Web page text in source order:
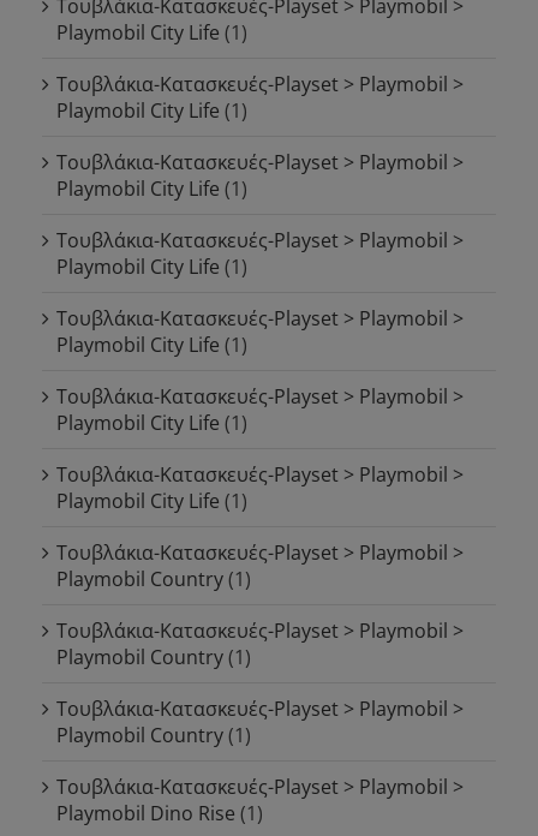
Τουβλάκια-Κατασκευές-Playset > Playmobil >
Playmobil City Life (1)
Τουβλάκια-Κατασκευές-Playset > Playmobil >
Playmobil City Life (1)
Τουβλάκια-Κατασκευές-Playset > Playmobil >
Playmobil City Life (1)
Τουβλάκια-Κατασκευές-Playset > Playmobil >
Playmobil City Life (1)
Τουβλάκια-Κατασκευές-Playset > Playmobil >
Playmobil City Life (1)
Τουβλάκια-Κατασκευές-Playset > Playmobil >
Playmobil City Life (1)
Τουβλάκια-Κατασκευές-Playset > Playmobil >
Playmobil City Life (1)
Τουβλάκια-Κατασκευές-Playset > Playmobil >
Playmobil Country(1)
Τουβλάκια-Κατασκευές-Playset > Playmobil >
Playmobil Country(1)
Τουβλάκια-Κατασκευές-Playset > Playmobil >
Playmobil Country(1)
Τουβλάκια-Κατασκευές-Playset > Playmobil >
Playmobil Dino Rise (1)